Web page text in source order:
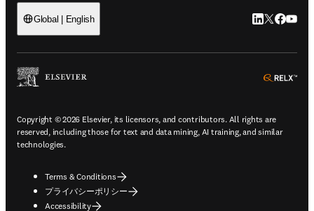
Global | English LinkedIn 新
Twitter 新
Copyright © 2026 Elsevier, its licensors, and contributors. All rights are
reserved, including those for text and data mining, AI training, and similar
technologies.
Terms & Conditions
プライバシーポリシー
Accessibility